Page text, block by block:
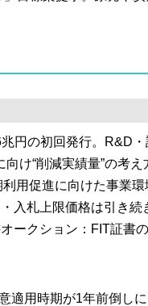
円の初回発行。R&D
け“削減実績量”の考え
用促進に向けた事業
入札上限価格は引き続
ークション：FIT証書
適用時期が1年前倒しに